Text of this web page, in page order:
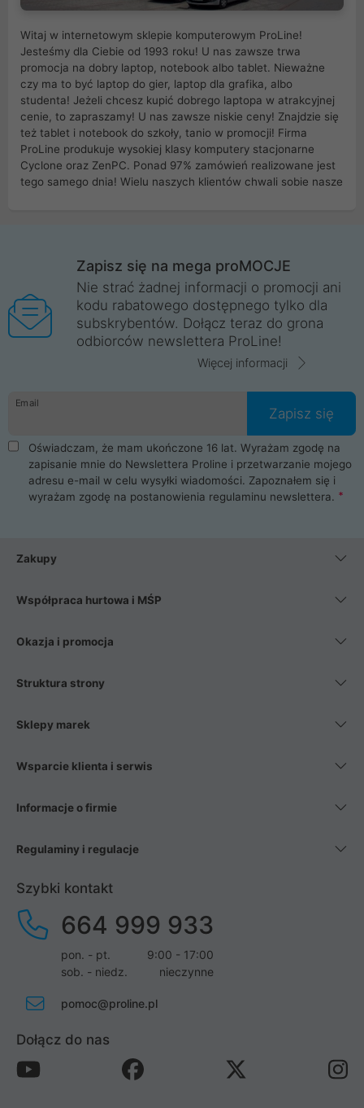
Witaj w internetowym sklepie komputerowym ProLine!
Jesteśmy dla Ciebie od 1993 roku! U nas zawsze trwa
promocja na dobry laptop, notebook albo tablet. Nieważne
czy ma to być laptop do gier, laptop dla grafika, albo
studenta! Jeżeli chcesz kupić dobrego laptopa w atrakcyjnej
cenie, to zapraszamy! U nas zawsze niskie ceny! Znajdzie się
też tablet i notebook do szkoły, tanio w promocji! Firma
ProLine produkuje wysokiej klasy komputery stacjonarne
Cyclone oraz ZenPC. Ponad 97% zamówień realizowane jest
tego samego dnia! Wielu naszych klientów chwali sobie nasze
Wrocław, Poznań, Legnica, Katowice, Gliwice, Kalisz, Bytom,
Trzebnica, Opole. Szybka i profesjonalna obsługa!
ProLine to polska firma ze 100% polskim kapitałem. Działamy
legalnie i płacimy podatki w naszym kraju! Posiadamy siedzibę
główną w Mirkowie oraz salony na terenie kraju. Cała
komunikacja ze sklepem komputerowym ProLine jest
danych osobowych. Dlatego zakup notebooka albo laptopa w
ProLine to czysta przyjemność i pełne bezpieczeństwo.
Zaopatrzysz się u nas w akcesoria i części komputerowe
takie jak procesory, karty graficzne, płyty główne, pamięci,
dyski SSD, M.2 oraz HDD. Nasi pracownicy pomogą Ci wybrać
najlepszy zasilacz komputerowy oraz obudowę do komputera.
Poza komputerami mamy również najlepsze na rynku
Smartfony takich producentów jak Xiaomi, Apple, Samsung i
wentylatory. Na koniec mając już to wszystko, możesz
Zapisz się na mega proMOCJE
Nie strać żadnej informacji o promocji ani
kodu rabatowego dostępnego tylko dla
subskrybentów. Dołącz teraz do grona
odbiorców newslettera ProLine!
Więcej informacji
Email
Zapisz się
Oświadczam, że mam ukończone 16 lat. Wyrażam zgodę na
zapisanie mnie do Newslettera Proline i przetwarzanie mojego
adresu e-mail w celu wysyłki wiadomości. Zapoznałem się i
wyrażam zgodę na postanowienia regulaminu newslettera.
Zakupy
Współpraca hurtowa i MŚP
Okazja i promocja
Struktura strony
Sklepy marek
Wsparcie klienta i serwis
Informacje o firmie
Regulaminy i regulacje
Szybki kontakt
664 999 933
pon. - pt.
9:00 - 17:00
sob. - niedz.
nieczynne
pomoc@proline.pl
Dołącz do nas